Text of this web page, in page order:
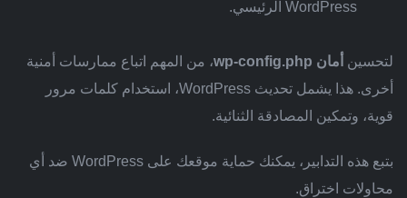
WordPress الرئيسي.
لتحسين أمان wp-config.php
، من المهم اتباع ممارسات أمنية
أخرى. هذا يشمل تحديث WordPress، استخدام كلمات مرور
قوية، وتمكين المصادقة الثنائية.
بتبع هذه التدابير، يمكنك حماية موقعك على WordPress ضد أي
محاولات اختراق.